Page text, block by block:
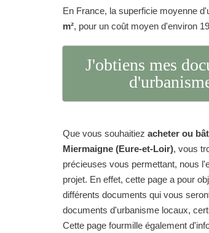
En France, la superficie moyenne
m², pour un coût moyen d'environ
J'obtiens mes
Que vous souhaitiez acheter ou
Miermaigne (Eure-et-Loir), vous
précieuses vous permettant, nous
projet. En effet, cette page a pour
différents documents qui vous
documents d'urbanisme locaux,
Cette page fourmille également